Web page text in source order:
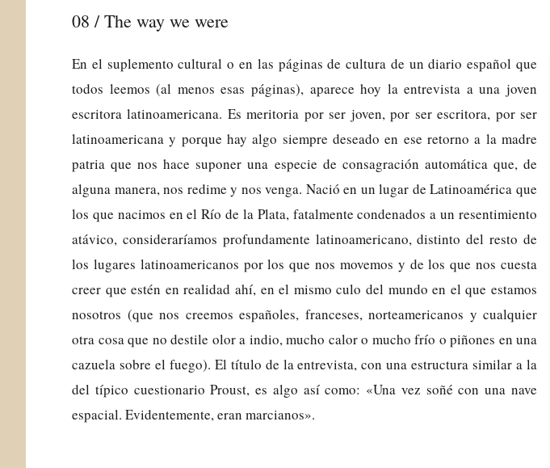
08 / The way we were
En el suplemento cultural o en las páginas de cultura de un diario español que
todos leemos (al menos esas páginas), aparece hoy la entrevista a una joven
escritora latinoamericana. Es meritoria por ser joven, por ser escritora, por ser
latinoamericana y porque hay algo siempre deseado en ese retorno a la madre
patria que nos hace suponer una especie de consagración automática que, de
alguna manera, nos redime y nos venga. Nació en un lugar de Latinoamérica que
los que nacimos en el Río de la Plata, fatalmente condenados a un resentimiento
atávico, consideraríamos profundamente latinoamericano, distinto del resto de
los lugares latinoamericanos por los que nos movemos y de los que nos cuesta
creer que estén en realidad ahí, en el mismo culo del mundo en el que estamos
nosotros (que nos creemos españoles, franceses, norteamericanos y cualquier
otra cosa que no destile olor a indio, mucho calor o mucho frío o piñones en una
cazuela sobre el fuego). El título de la entrevista, con una estructura similar a la
del típico cuestionario Proust, es algo así como: «Una vez soñé con una nave
espacial. Evidentemente, eran marcianos».